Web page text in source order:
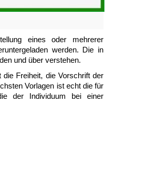
eines oder mehrerer
werden. Die in
und über verstehen.
Freiheit, die Vorschrift der
Vorlagen ist echt die für
der Individuum bei einer